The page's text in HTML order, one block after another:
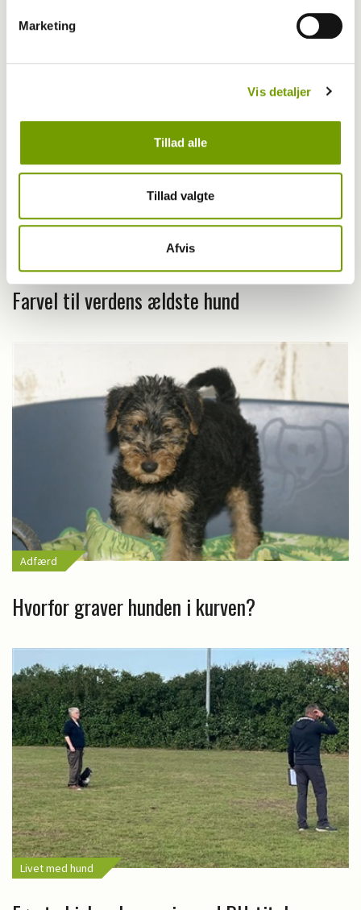
Marketing
Vis detaljer
Tillad alle
Tillad valgte
Afvis
Farvel til verdens ældste hund
Adfærd
Hvorfor graver hunden i kurven?
Livet med hund